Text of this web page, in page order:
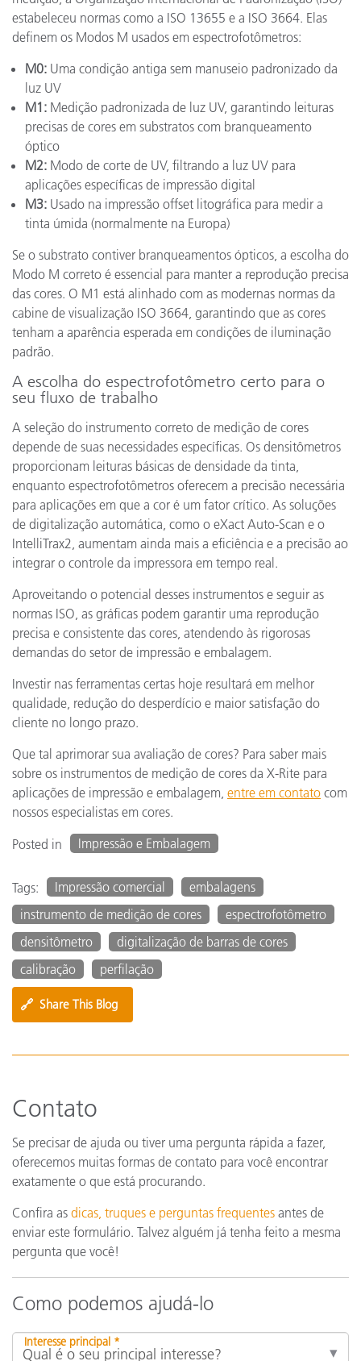
estabeleceu normas como a ISO 13655 e a ISO 3664. Elas
definem os Modos M usados em espectrofotômetros:
M0: Uma condição antiga sem manuseio padronizado da
luz UV
M1: Medição padronizada de luz UV, garantindo leituras
precisas de cores em substratos com branqueamento
óptico
M2: Modo de corte de UV, filtrando a luz UV para
aplicações específicas de impressão digital
M3: Usado na impressão offset litográfica para medir a
tinta úmida (normalmente na Europa)
Se o substrato contiver branqueamentos ópticos, a escolha do
Modo M correto é essencial para manter a reprodução precisa
das cores. O M1 está alinhado com as modernas normas da
cabine de visualização ISO 3664, garantindo que as cores
tenham a aparência esperada em condições de iluminação
padrão.
A escolha do espectrofotômetro certo para o
seu fluxo de trabalho
A seleção do instrumento correto de medição de cores
depende de suas necessidades específicas. Os densitômetros
proporcionam leituras básicas de densidade da tinta,
enquanto espectrofotômetros oferecem a precisão necessária
para aplicações em que a cor é um fator crítico. As soluções
de digitalização automática, como o eXact Auto-Scan e o
IntelliTrax2, aumentam ainda mais a eficiência e a precisão ao
integrar o controle da impressora em tempo real.
Aproveitando o potencial desses instrumentos e seguir as
normas ISO, as gráficas podem garantir uma reprodução
precisa e consistente das cores, atendendo às rigorosas
demandas do setor de impressão e embalagem.
Investir nas ferramentas certas hoje resultará em melhor
qualidade, redução do desperdício e maior satisfação do
cliente no longo prazo.
Que tal aprimorar sua avaliação de cores? Para saber mais
sobre os instrumentos de medição de cores da X-Rite para
aplicações de impressão e embalagem, entre em contato com
nossos especialistas em cores.
Posted in
Impressão e Embalagem
Tags: Impressão comercial
embalagens
instrumento de medição de cores
espectrofotômetro
densitômetro
digitalização de barras de cores
calibração
perfilação
🔗 Share This Blog
Contato
Se precisar de ajuda ou tiver uma pergunta rápida a fazer,
oferecemos muitas formas de contato para você encontrar
exatamente o que está procurando.
Confira as dicas, truques e perguntas frequentes antes de
enviar este formulário. Talvez alguém já tenha feito a mesma
pergunta que você!
Como podemos ajudá-lo
Interesse principal *